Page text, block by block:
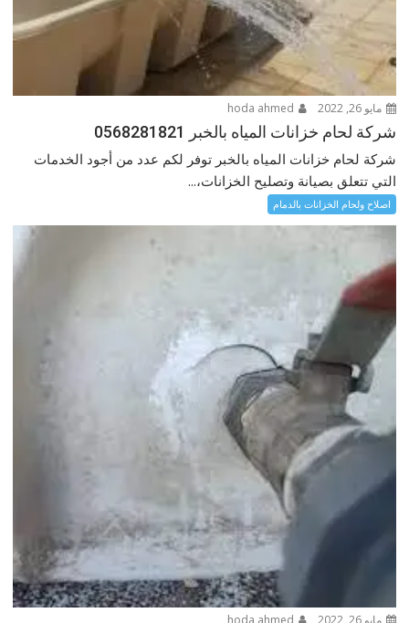
مايو 26, 2022
شركة لحام خزانات المياه بالخبر 0568281821
شركة لحام خزانات المياه بالخبر توفر لكم عدد من أجود الخدمات
التي تتعلق بصيانة وتصليح الخزانات،...
اصلاح ولحام الخزانات بالدمام
مايو 26, 2022